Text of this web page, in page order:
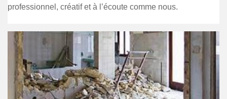
professionnel, créatif et à l’écoute comme nous.